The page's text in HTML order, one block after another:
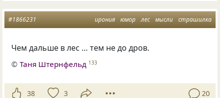
ирония юмор лес мысли страшилка
#1866231
Чем дальше в лес … тем не до дров.
©Таня Штернфельд 133
38 3 20